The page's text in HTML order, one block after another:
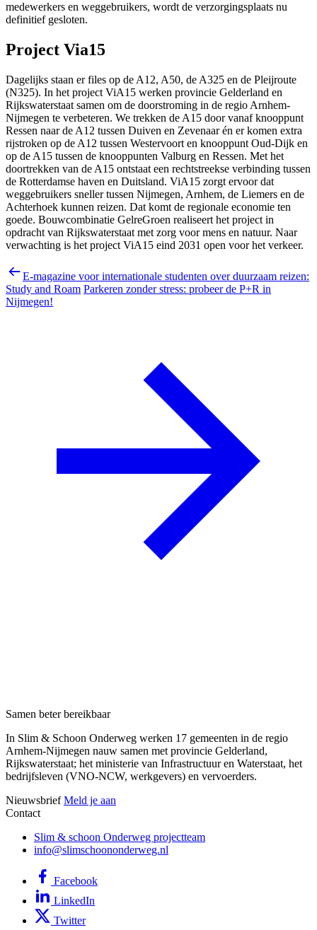
medewerkers en weggebruikers, wordt de verzorgingsplaats nu
definitief gesloten.
Project Via15
Dagelijks staan er files op de A12, A50, de A325 en de Pleijroute
(N325). In het project ViA15 werken provincie Gelderland en
Rijkswaterstaat samen om de doorstroming in de regio Arnhem-
Nijmegen te verbeteren. We trekken de A15 door vanaf knooppunt
Ressen naar de A12 tussen Duiven en Zevenaar én er komen extra
rijstroken op de A12 tussen Westervoort en knooppunt Oud-Dijk en
op de A15 tussen de knooppunten Valburg en Ressen. Met het
doortrekken van de A15 ontstaat een rechtstreekse verbinding tussen
de Rotterdamse haven en Duitsland. ViA15 zorgt ervoor dat
weggebruikers sneller tussen Nijmegen, Arnhem, de Liemers en de
Achterhoek kunnen reizen. Dat komt de regionale economie ten
goede. Bouwcombinatie GelreGroen realiseert het project in
opdracht van Rijkswaterstaat met zorg voor mens en natuur. Naar
verwachting is het project ViA15 eind 2031 open voor het verkeer.
E-magazine voor internationale studenten over duurzaam reizen:
Study and Roam Parkeren zonder stress: probeer de P+R in
Nijmegen!
Samen beter bereikbaar
In Slim & Schoon Onderweg werken 17 gemeenten in de regio
Arnhem-Nijmegen nauw samen met provincie Gelderland,
Rijkswaterstaat; het ministerie van Infrastructuur en Waterstaat, het
bedrijfsleven (VNO-NCW, werkgevers) en vervoerders.
Nieuwsbrief Meld je aan
Contact
Slim & schoon Onderweg projectteam
info@slimschoononderweg.nl
Facebook
LinkedIn
Twitter